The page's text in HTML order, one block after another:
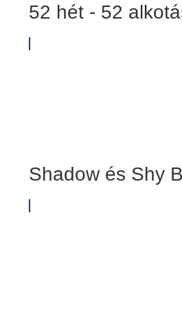
52 hét - 52
Shadow és Shy